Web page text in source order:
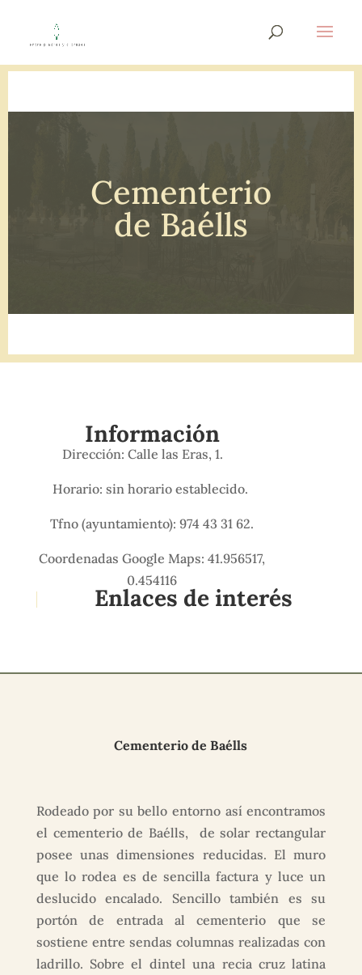
Cementerio
de Baélls
Información
Dirección: Calle las Eras, 1.
Horario: sin horario establecido.
Tfno (ayuntamiento): 974 43 31 62.
Coordenadas Google Maps: 41.956517,
0.454116
Enlaces de interés
Cementerio de Baélls
Rodeado por su bello entorno así encontramos
el cementerio de Baélls, de solar rectangular
posee unas dimensiones reducidas. El muro
que lo rodea es de sencilla factura y luce un
deslucido encalado. Sencillo también es su
portón de entrada al cementerio que se
sostiene entre sendas columnas realizadas con
ladrillo. Sobre el dintel una recia cruz latina